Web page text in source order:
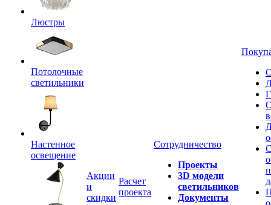
Люстры
Потолочные
светильники
Настенное
освещение
Акции
и
скидки
Расчет
проекта
Сотрудничество
Проекты
3D модели
светильников
Документы